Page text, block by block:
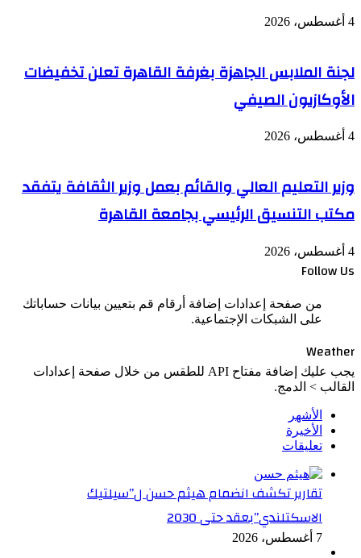
4 أغسطس، 2026
لجنة الملابس الجاهزة بغرفة القاهرة تعلن تخفيضات
الأوكازيون الصيفي
4 أغسطس، 2026
وزير التعليم العالي والقائم بعمل وزير الثقافة يتفقد
مكتب التنسيق الرئيسي بجامعة القاهرة
4 أغسطس، 2026
Follow Us
من صفحة إعدادات إضافة أرقام قم بتعيين بيانات حساباتك
على الشبكات الإجتماعية.
Weather
يجب عليك إضافة مفتاح API للطقس من خلال صفحة إعدادات
القالب > الدمج.
الأشهر
الأخيرة
تعليقات
تقارير تكشف انضمام هيثم حسن ل”سيلتيك
الاسكتلندي”بعقد حتى 2030
7 أغسطس، 2026